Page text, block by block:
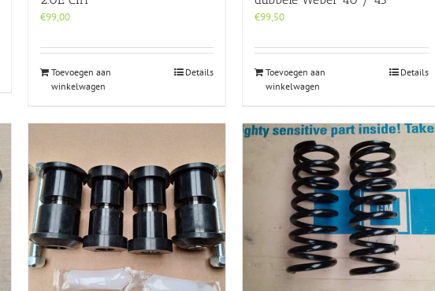
€99,00
Toevoegen aan
winkelwagen
Details
€99,50
Toevoegen aan
winkelwagen
Details